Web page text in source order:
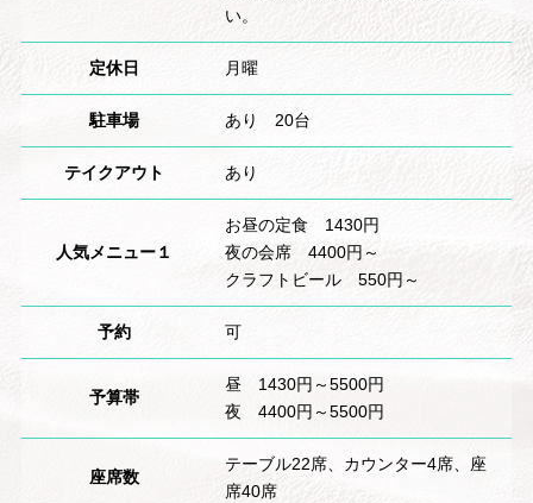
い。
定休日 月曜
駐車場 あり 20台
テイクアウト あり
人気メニュー１
お昼の定食 1430円
夜の会席 4400円～
クラフトビール 550円～
予約 可
予算帯
昼 1430円～5500円
夜 4400円～5500円
座席数
テーブル22席、カウンター4席、座
席40席